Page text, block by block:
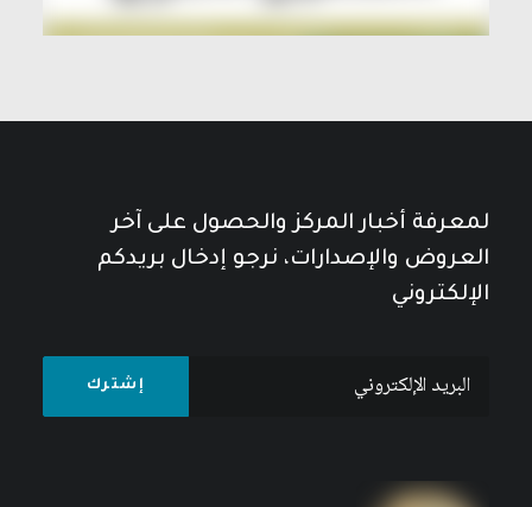
لمعرفة أخبار المركز والحصول على آخر
العروض والإصدارات، نرجو إدخال بريدكم
الإلكتروني